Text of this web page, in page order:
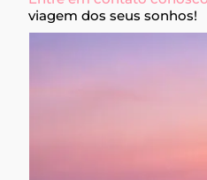
viagem dos seus sonhos!